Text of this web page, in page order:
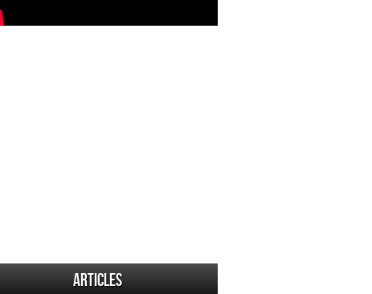
Articles